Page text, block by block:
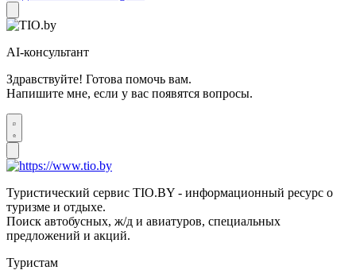
AI-консультант
Здравствуйте! Готова помочь вам.
Напишите мне, если у вас появятся вопросы.
Туристический сервис TIO.BY - информационный ресурс о
туризме и отдыхе.
Поиск автобусных, ж/д и авиатуров, специальных
предложений и акций.
Туристам